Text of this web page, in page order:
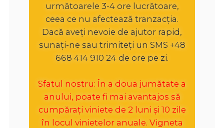
următoarele 3-4 ore lucrătoare,
ceea ce nu afectează tranzacția.
Dacă aveți nevoie de ajutor rapid,
sunați-ne sau trimiteți un SMS +48
668 414 910 24 de ore pe zi.
Sfatul nostru: În a doua jumătate a
anului, poate fi mai avantajos să
cumpărați viniete de 2 luni și 10 zile
în locul vinietelor anuale. Vigneta